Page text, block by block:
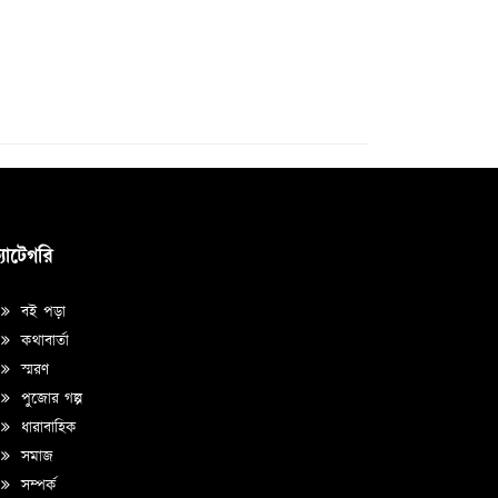
বই পড়া
কথাবার্তা
স্মরণ
পুজোর গল্প
ধারাবাহিক
সমাজ
সম্পর্ক